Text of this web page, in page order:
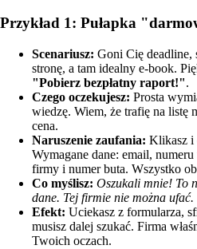
Przykład 1: Pułapka
Scenariusz: Goni Cię deadline,
stronę, a tam idealny e-book.
"Pobierz bezpłatny raport!".
Czego oczekujesz: Prosta
wiedzę. Wiem, że trafię na listę
cena.
Naruszenie zaufania: Klikasz i
Wymagane dane: email,
firmy i numer buta. Wszystko
Co myślisz: Oszukali mnie! To
dane. Tej firmie nie można ufać.
Efekt: Uciekasz z formularza,
musisz dalej szukać. Firma
Twoich oczach.